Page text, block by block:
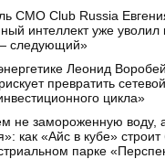
CMO Club Russia
интеллект уже уволил
следующий»
Леонид
превратить
цикла»
не замороженную воду,
как «Айс в кубе»
парке